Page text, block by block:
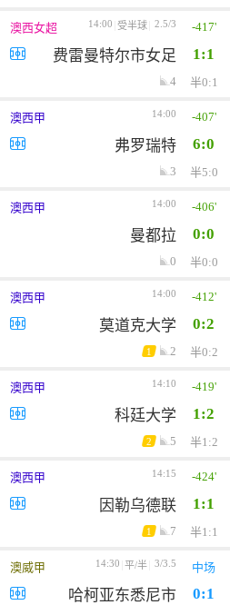
澳西女超 14:00 受半球 2.5/3 -417'
费雷曼特尔市女足 1:1
4 半0:1
澳西甲 14:00 -407'
弗罗瑞特 6:0
3 半5:0
澳西甲 14:00 -406'
曼都拉 0:0
0 半0:0
澳西甲 14:00 -412'
莫道克大学 0:2
1 2 半0:2
澳西甲 14:10 -419'
科廷大学 1:2
2 5 半1:2
澳西甲 14:15 -424'
因勒乌德联 1:1
1 7 半1:1
澳威甲 14:30 平/半 3/3.5 中场
哈柯亚东悉尼市 0:1